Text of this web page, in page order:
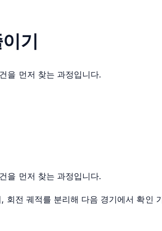
기
을 먼저 찾는 과정입니다.
을 먼저 찾는 과정입니다.
회전 궤적를 분리해 다음 경기에서 확인